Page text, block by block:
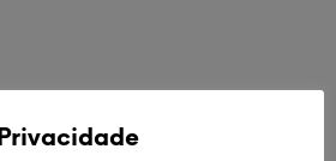
Privacidade